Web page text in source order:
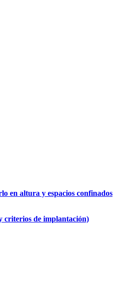
en altura y espacios confinados
criterios de implantación)